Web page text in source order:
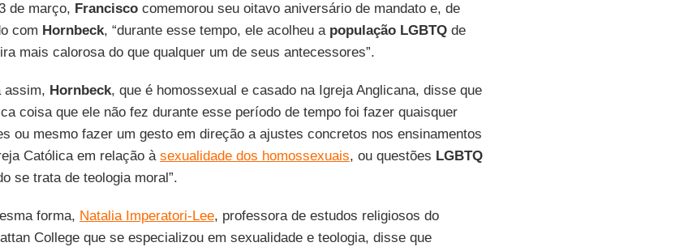
de março, Franciscocomemorou seu oitavo aniversário de mandato e, de
com Hornbeck, “durante esse tempo, ele acolheu a população LGBTQde
mais calorosa do que qualquer um de seus antecessores”.
assim, Hornbeck, que é homossexual e casado na Igreja Anglicana, disse que
coisa que ele não fez durante esse período de tempo foi fazer quaisquer
ou mesmo fazer um gesto em direção a ajustes concretos nos ensinamentos
Católica em relação à sexualidade dos homossexuais, ou questões LGBTQ
se trata de teologia moral”.
forma, Natalia Imperatori-Lee, professora de estudos religiosos do
College que se especializou em sexualidade e teologia, disse que